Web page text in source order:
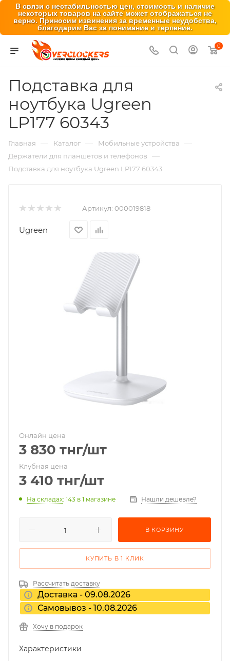
В связи с нестабильностью цен, стоимость и наличие
некоторых товаров на сайте может отображаться не
верно. Приносим извинения за временные неудобства,
благодарим Вас за понимание и терпение.
0
Подставка для
ноутбука Ugreen
LP177 60343
Главная — Каталог — Мобильные устройства —
Держатели для планшетов и телефонов —
Подставка для ноутбука Ugreen LP177 60343
Артикул: 000019818
Ugreen
Онлайн цена
3 830 тнг/шт
Клубная цена
3 410 тнг/шт
На складах: 143 в 1 магазине Нашли дешевле?
В КОРЗИНУ
КУПИТЬ В 1 КЛИК
Рассчитать доставку
Доставка - 09.08.2026
Самовывоз - 10.08.2026
Хочу в подарок
Характеристики